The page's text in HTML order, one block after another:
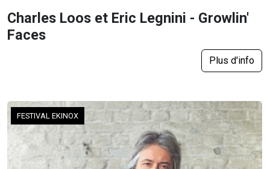
Charles Loos et Eric Legnini - Growlin'
Faces
Plus d'info
FESTIVAL EKINOX